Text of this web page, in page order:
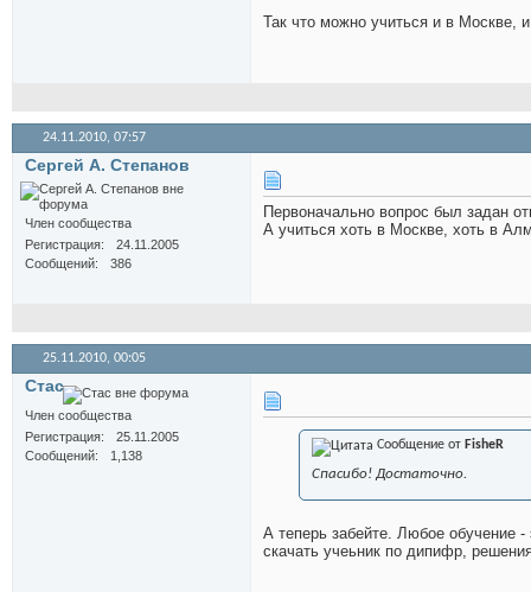
Так что можно учиться и в Москве,
24.11.2010, 07:57
Сергей А. Степанов
Член сообщества
Регистрация
24.11.2005
Сообщений
386
Первоначально вопрос был задан
А учиться хоть в Москве, хоть в
25.11.2010, 00:05
Стас
Член сообщества
Регистрация
25.11.2005
Сообщений
1,138
Сообщение от FisheR
Спасибо! Достаточно.
А теперь забейте. Любое обучение
скачать учеьник по дипифр,